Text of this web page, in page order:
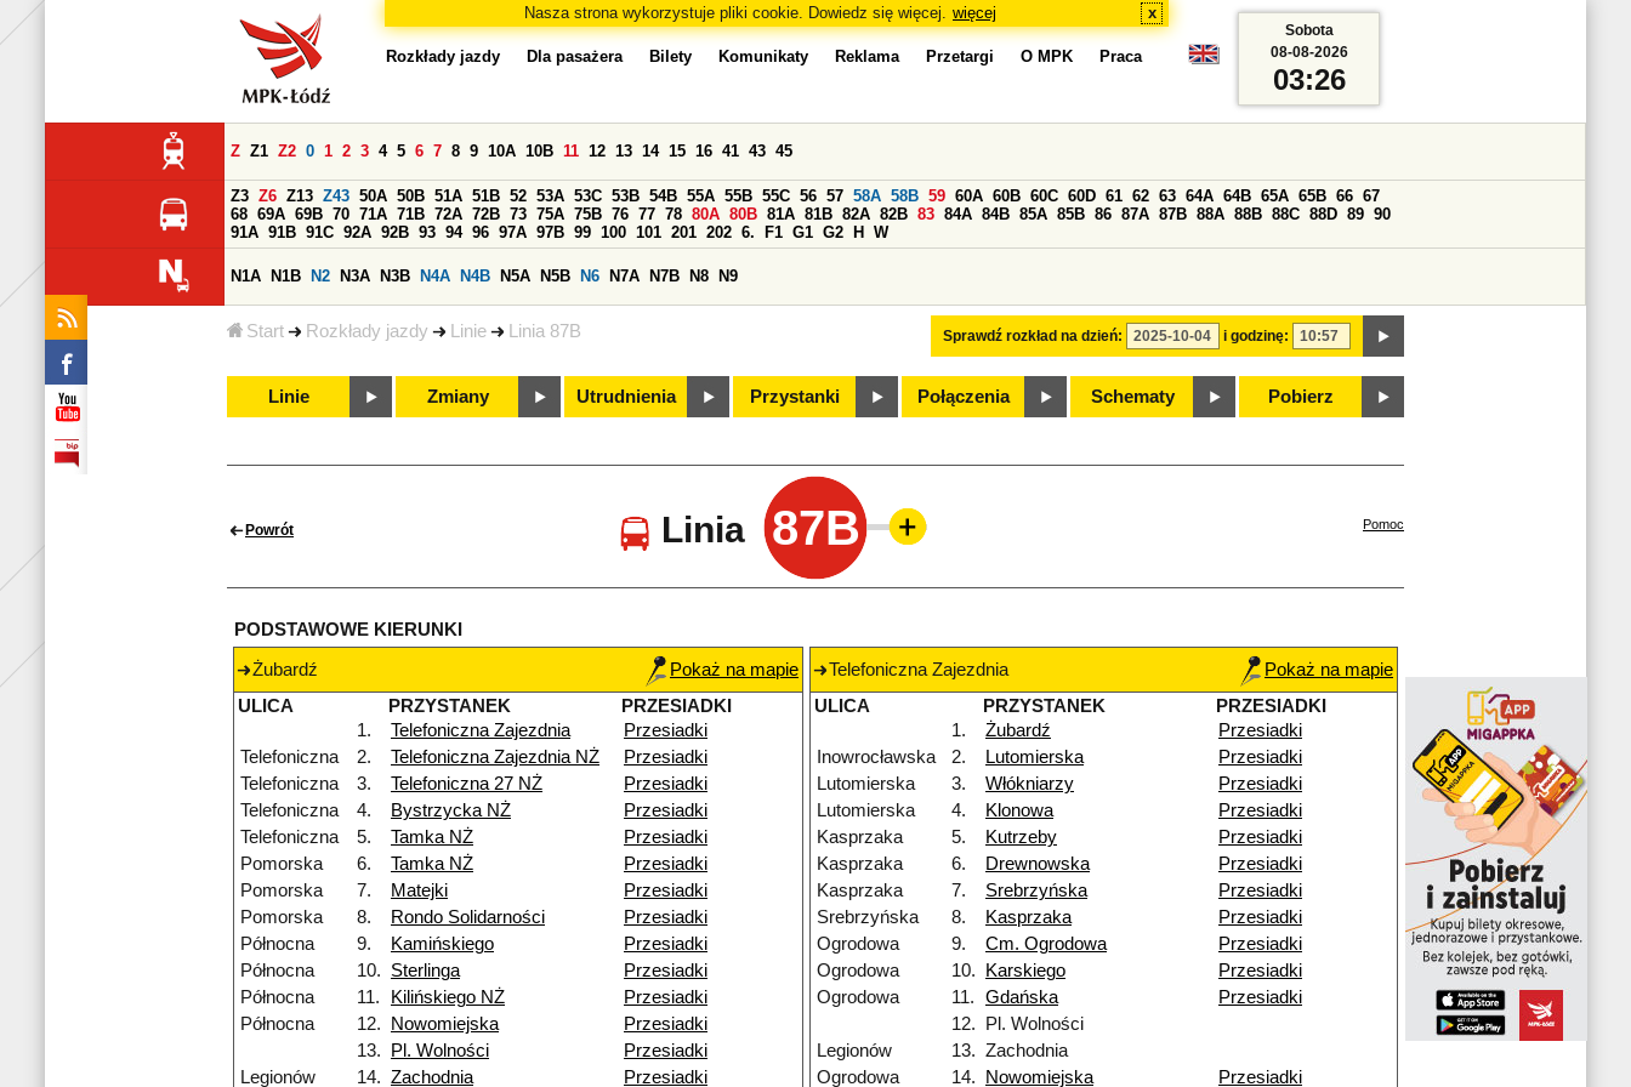
Nasza strona wykorzystuje pliki cookie. Dowiedz się więcej. więcej x
Start Rozkłady jazdy Linie Linia 87B
Rozkłady jazdy Dla pasażera Bilety Komunikaty Reklama Przetargi O MPK Praca
Sprawdź rozkład na dzień: i godzinę:
Z Z1 Z2 0 1 2 3 4 5 6 7 8 9 10A 10B 11 12 13 14 15 16 41 43 45
Z3 Z6 Z13 Z43 50A 50B 51A 51B 52 53A 53C 53B 54B 55A 55B 55C 56 57 58A 58B 59 60A 60B 60C 60D 61 62 63 64A 64B 65A 65B 66 67
68 69A 69B 70 71A 71B 72A 72B 73 75A 75B 76 77 78 80A 80B 81A 81B 82A 82B 83 84A 84B 85A 85B 86 87A 87B 88A 88B 88C 88D 89 90
91A 91B 91C 92A 92B 93 94 96 97A 97B 99 100 101 201 202 6. F1 G1 G2 H W
N1A N1B N2 N3A N3B N4A N4B N5A N5B N6 N7A N7B N8 N9
Linie Zmiany Utrudnienia Przystanki Połączenia Schematy Pobierz
Sobota
08-08-2026
03:26
Powrót Linia 87B Pomoc
PODSTAWOWE KIERUNKI
Żubardź
Pokaż na mapie
ULICA
PRZYSTANEK
PRZESIADKI
1.
Telefoniczna Zajezdnia
Przesiadki
Telefoniczna
2. Telefoniczna Zajezdnia NŻ
Przesiadki
Telefoniczna
3. Telefoniczna 27 NŻ
Przesiadki
Telefoniczna
4. Bystrzycka NŻ
Przesiadki
Telefoniczna
5. Tamka NŻ
Przesiadki
Pomorska
6. Tamka NŻ
Przesiadki
Pomorska
7. Matejki
Przesiadki
Pomorska
8. Rondo Solidarności
Przesiadki
Północna
9. Kamińskiego
Przesiadki
Północna
10. Sterlinga
Przesiadki
Północna
11. Kilińskiego NŻ
Przesiadki
Północna
12. Nowomiejska
Przesiadki
13.
Pl. Wolności
Przesiadki
Legionów
14. Zachodnia Przesiadki
Telefoniczna Zajezdnia
Pokaż na mapie
ULICA
PRZYSTANEK
PRZESIADKI
1.
Żubardź
Przesiadki
Inowrocławska
2. Lutomierska
Przesiadki
Lutomierska
3. Włókniarzy
Przesiadki
Lutomierska
4. Klonowa
Przesiadki
Kasprzaka
5. Kutrzeby
Przesiadki
Kasprzaka
6. Drewnowska
Przesiadki
Kasprzaka
7. Srebrzyńska
Przesiadki
Srebrzyńska
8. Kasprzaka
Przesiadki
Ogrodowa
9. Cm. Ogrodowa
Przesiadki
Ogrodowa
10. Karskiego
Przesiadki
Ogrodowa
11. Gdańska
Przesiadki
12.
Pl. Wolności
Legionów
13. Zachodnia
Ogrodowa
14. Nowomiejska Przesiadki